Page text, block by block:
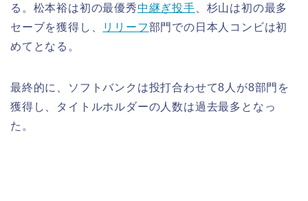
る。松本裕は初の最優秀中継ぎ投手 、杉山は初の最多
セーブを獲得し、
リリーフ部門での日本人コンビは初
めてとなる。
最終的に、ソフトバンクは投打合わせて8人が8部門を
獲得し、タイトルホルダーの人数は過去最多となっ
た。